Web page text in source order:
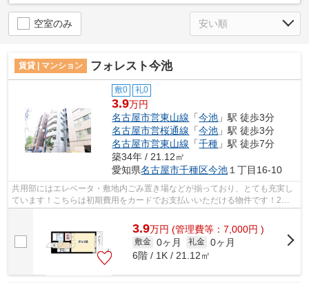
空室のみ
賃貸 | マンション フォレスト今池
敷0 礼0
3.9万円
名古屋市営東山線 「今池 」駅 徒歩3分
名古屋市営桜通線 「今池 」駅 徒歩3分
名古屋市営東山線 「千種 」駅 徒歩7分
築34年 / 21.12㎡
愛知県名古屋市千種区今池１丁目16-10
共用部にはエレベータ・敷地内ごみ置き場などが揃っており、とても充実し
ています！こちらは初期費用をカードでお支払いいただける物件です！2駅
3.9万円 (管理費等：7,000円 )
敷金 0ヶ月 礼金 0ヶ月
6階 / 1K / 21.12㎡